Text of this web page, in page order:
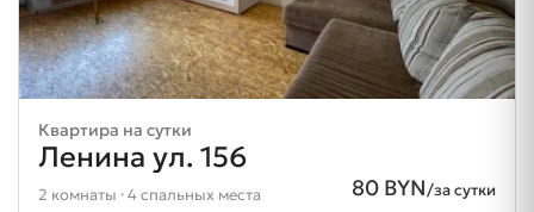
Квартира на сутки
Ленина ул. 156
80 BYN/за сутки
2 комнаты · 4 спальных места